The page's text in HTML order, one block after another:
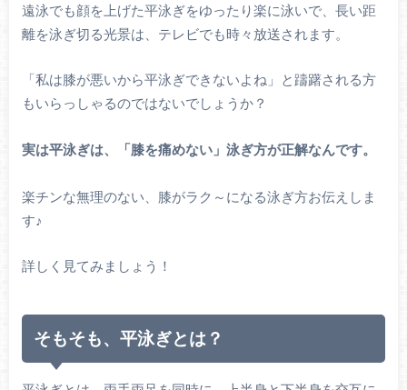
遠泳でも顔を上げた平泳ぎをゆったり楽に泳いで、長い距
離を泳ぎ切る光景は、テレビでも時々放送されます。
「私は膝が悪いから平泳ぎできないよね」と躊躇される方
もいらっしゃるのではないでしょうか？
実は平泳ぎは、「膝を痛めない」泳ぎ方が正解なんです。
楽チンな無理のない、膝がラク～になる泳ぎ方お伝えしま
す♪
詳しく見てみましょう！
そもそも、平泳ぎとは？